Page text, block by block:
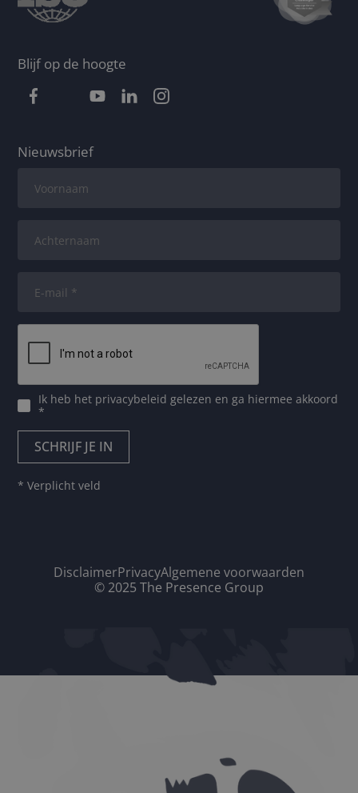
Blijf op de hoogte
Nieuwsbrief
Ik heb het privacybeleid gelezen en ga hiermee akkoord
*
* Verplicht veld
DisclaimerPrivacyAlgemene voorwaarden
© 2025 The Presence Group